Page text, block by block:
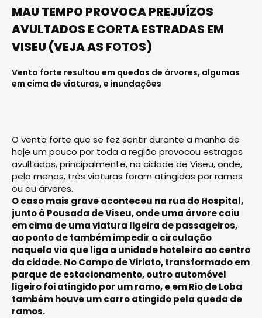
MAU TEMPO PROVOCA PREJUÍZOS
AVULTADOS E CORTA ESTRADAS EM
VISEU (VEJA AS FOTOS)
Vento forte resultou em quedas de árvores, algumas
em cima de viaturas, e inundações
O vento forte que se fez sentir durante a manhã de
hoje um pouco por toda a região provocou estragos
avultados, principalmente, na cidade de Viseu, onde,
pelo menos, três viaturas foram atingidas por ramos
ou ou árvores.
O caso mais grave aconteceu na rua do Hospital,
junto à Pousada de Viseu, onde uma árvore caiu
em cima de uma viatura ligeira de passageiros,
ao ponto de também impedir a circulação
naquela via que liga a unidade hoteleira ao centro
da cidade. No Campo de Viriato, transformado em
parque de estacionamento, outro automóvel
ligeiro foi atingido por um ramo, e em Rio de Loba
também houve um carro atingido pela queda de
ramos.